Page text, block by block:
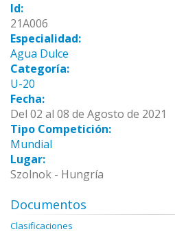
Id:
21A006
Especialidad:
Agua Dulce
Categoría:
U-20
Fecha:
Del 02 al 08 de Agosto de 2021
Tipo Competición:
Mundial
Lugar:
Szolnok - Hungría
Documentos
Clasificaciones